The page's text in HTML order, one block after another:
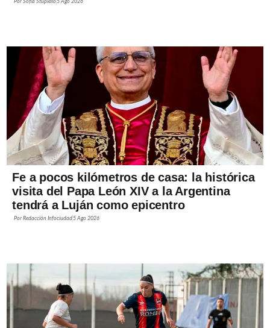
PorSofía Stupiello5 Ago 2026
Fe a pocos kilómetros de casa: la histórica
visita del Papa León XIV a la Argentina
tendrá a Luján como epicentro
PorRedacción Infociudad5 Ago 2026